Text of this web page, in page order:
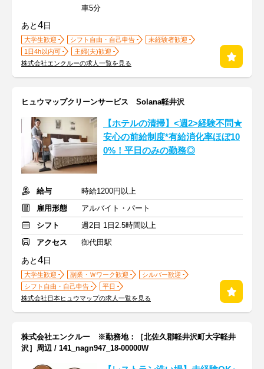
車5分
あと4日
大学生歓迎 シフト自由・自己申告
未経験者歓迎
1日4h以内可
主婦(夫)歓迎
株式会社エンクルーの求人一覧を見る
ヒュウマップクリーンサービス Solana軽井沢
【ホテルの清掃】<週2>経験不問★
安心の前給制度*有給消化率ほぼ10
0%！平日のみの勤務◎
給与
時給1200円以上
雇用形態
アルバイト・パート
シフト
週2日 1日2.5時間以上
アクセス
御代田駅
あと4日
大学生歓迎 副業・Ｗワーク歓迎
シルバー歓迎
シフト自由・自己申告
平日
株式会社日本ヒュウマップの求人一覧を見る
株式会社エンクルー ※勤務地：［北佐久郡軽井沢町大字軽井
沢］周辺 / 141_nagn947_18-00000W